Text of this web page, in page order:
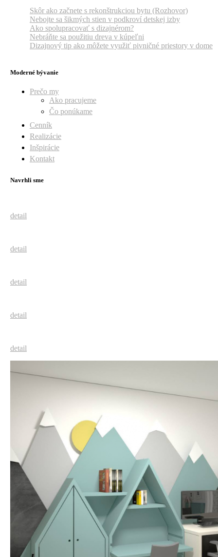
Skôr ako začnete s rekonštrukciou bytu (Rozhovor)
Nebojte sa šikmých stien v podkroví detskej izby
Ako spolupracovať s dizajnérom?
Nebráňte sa použitiu dreva v kúpeľni
Dizajnový tip ako môžete využiť pivničné priestory v dome
Moderné bývanie
Prečo my
Ako pracujeme
Čo ponúkame
Cenník
Realizácie
Inšpirácie
Kontakt
Navrhli sme
detail
detail
detail
detail
detail